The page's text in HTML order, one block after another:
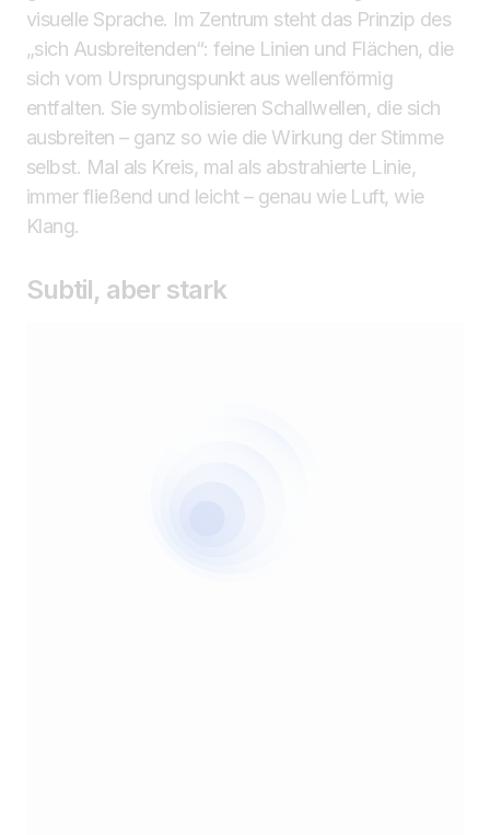
visuelle Sprache. Im Zentrum steht das Prinzip des
„sich Ausbreitenden“: feine Linien und Flächen, die
sich vom Ursprungspunkt aus wellenförmig
entfalten. Sie symbolisieren Schallwellen, die sich
ausbreiten – ganz so wie die Wirkung der Stimme
selbst. Mal als Kreis, mal als abstrahierte Linie,
immer fließend und leicht – genau wie Luft, wie
Klang.
Subtil, aber stark